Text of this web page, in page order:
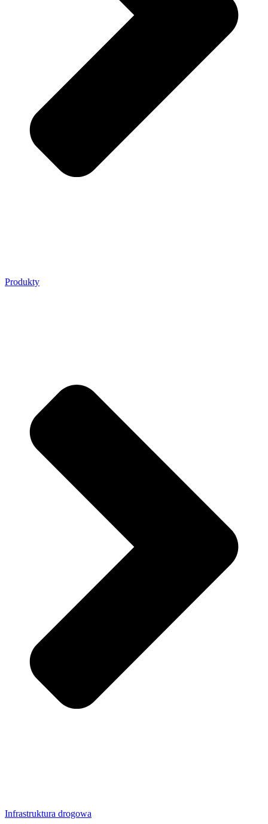
Produkty
Infrastruktura drogowa